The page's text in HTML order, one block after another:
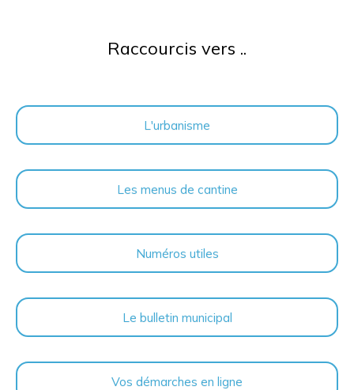
Raccourcis vers ..
L'urbanisme
Les menus de cantine
Numéros utiles
Le bulletin municipal
Vos démarches en ligne